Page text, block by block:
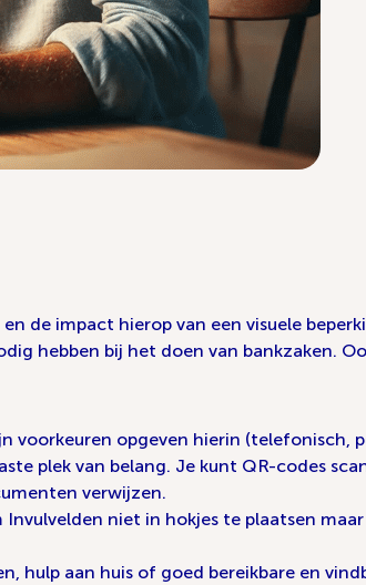
de impact hierop van een visuele
hebben bij het doen van bankzaken.
voorkeuren opgeven hierin (telefonisch,
plek van belang. Je kunt QR-codes
verwijzen.
niet in hokjes te plaatsen
hulp aan huis of goed bereikbare en